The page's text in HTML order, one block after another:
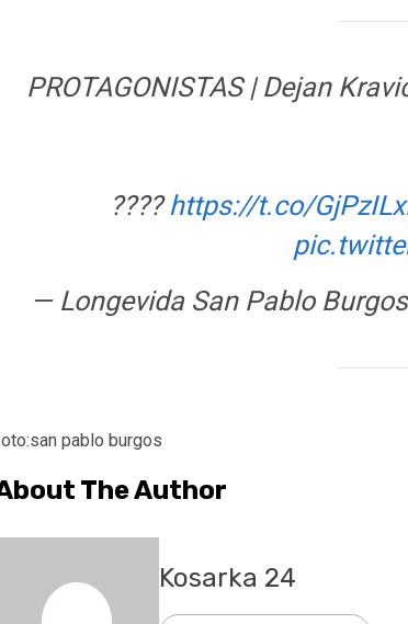
PROTAGONISTAS | Dejan
????https://t.co/
— Longevida San Pablo
pablo burgos
The Author
Kosarka 24